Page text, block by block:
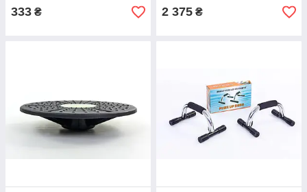
333 ₴ 2 375 ₴